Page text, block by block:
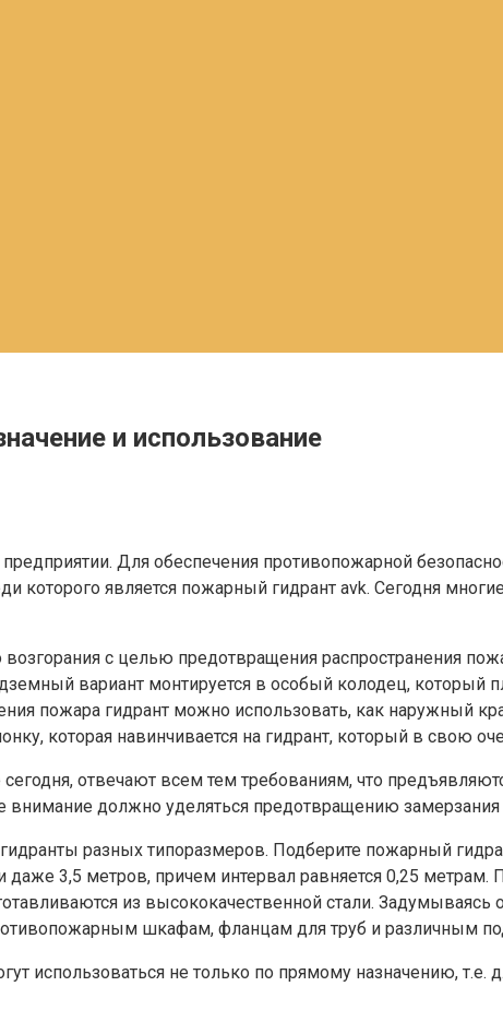
и использование
Для обеспечения противопожарной
является пожарный гидрант avk. Сегодня
с целью предотвращения распространения
вариант монтируется в особый колодец, который
пожара гидрант можно использовать, как наружный
которая навинчивается на гидрант, который в свою
отвечают всем тем требованиям, что
должно уделяться предотвращению
разных типоразмеров. Подберите пожарный
даже 3,5 метров, причем интервал равняется 0,25
из высококачественной стали.
шкафам, фланцам для труб и различным
использоваться не только по прямому назначению, т.е.